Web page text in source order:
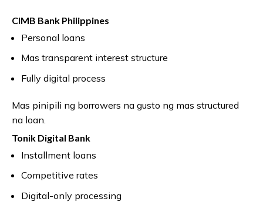
CIMB Bank Philippines
Personal loans
Mas transparent interest structure
Fully digital process
Mas pinipili ng borrowers na gusto ng mas structured
na loan.
Tonik Digital Bank
Installment loans
Competitive rates
Digital-only processing